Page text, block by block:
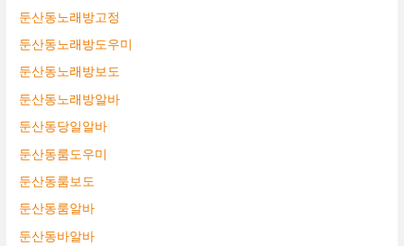
둔산동노래방고정
둔산동노래방도우미
둔산동노래방보도
둔산동노래방알바
둔산동당일알바
둔산동룸도우미
둔산동룸보도
둔산동룸알바
둔산동바알바